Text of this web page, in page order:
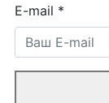
E-mail *